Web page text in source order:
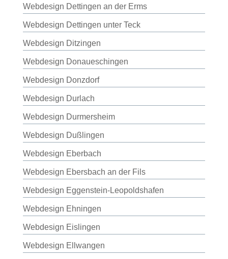
Webdesign Dettingen an der Erms
Webdesign Dettingen unter Teck
Webdesign Ditzingen
Webdesign Donaueschingen
Webdesign Donzdorf
Webdesign Durlach
Webdesign Durmersheim
Webdesign Dußlingen
Webdesign Eberbach
Webdesign Ebersbach an der Fils
Webdesign Eggenstein-Leopoldshafen
Webdesign Ehningen
Webdesign Eislingen
Webdesign Ellwangen